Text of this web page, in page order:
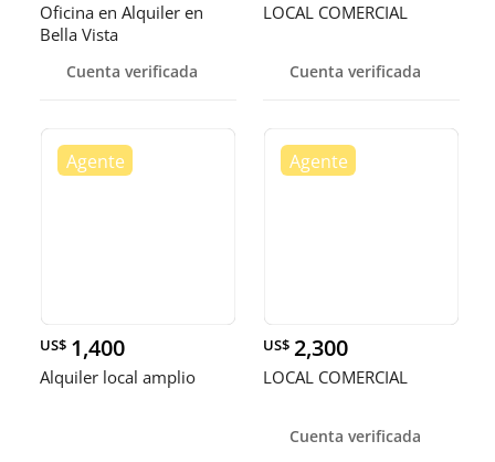
Oficina en Alquiler en
Bella Vista
Cuenta verificada
LOCAL COMERCIAL
Cuenta verificada
US$ 1,400
Alquiler local amplio
US$ 2,300
LOCAL COMERCIAL
Cuenta verificada